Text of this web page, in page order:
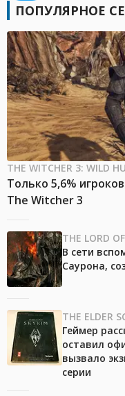
ПОПУЛЯРНОЕ
THE WITCHER 3: WILD
Только 5,6%
The Witcher 3
THE LORD
В сети
Саурона,
THE ELDER
Геймер
оставил
вызвало
серии